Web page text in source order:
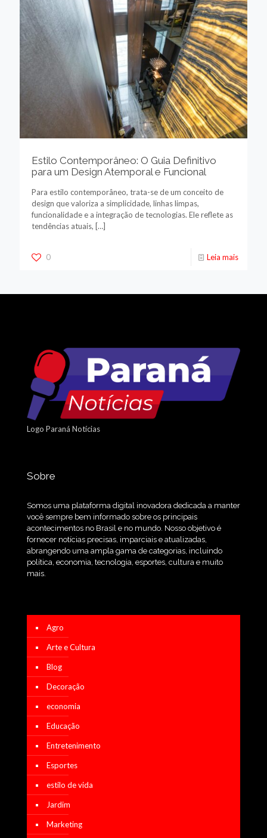
Estilo Contemporâneo: O Guia Definitivo
para um Design Atemporal e Funcional
Para estilo contemporâneo, trata-se de um conceito de
design que valoriza a simplicidade, linhas limpas,
funcionalidade e a integração de tecnologias. Ele reflete as
tendências atuais, […]
0 Leia mais
Logo Paraná Notícias
Sobre
Somos uma plataforma digital inovadora dedicada a manter
você sempre bem informado sobre os principais
acontecimentos no Brasil e no mundo. Nosso objetivo é
fornecer notícias precisas, imparciais e atualizadas,
abrangendo uma ampla gama de categorias, incluindo
política, economia, tecnologia, esportes, cultura e muito
mais.
Agro
Arte e Cultura
Blog
Decoração
economia
Educação
Entretenimento
Esportes
estilo de vida
Jardim
Marketing